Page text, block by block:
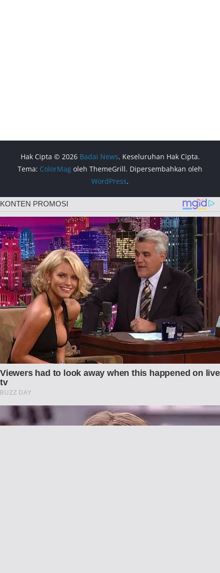
Hak Cipta © 2026 Badai News. Keseluruhan Hak Cipta.
Tema: ColorMag oleh ThemeGrill. Dipersembahkan oleh
WordPress.